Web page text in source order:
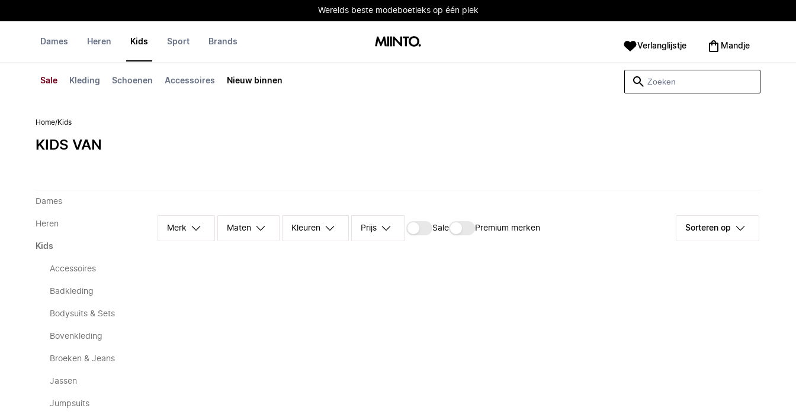
Werelds beste modeboetieks op één plek
Dames Heren Kids
Sale Kleding Schoenen Accessoires Nieuw binnen
Sport Brands Verlanglijstje Mandje
Home/Kids
KIDS VAN
Dames
Heren
Kids
Accessoires
Badkleding
Bodysuits & Sets
Bovenkleding
Broeken & Jeans
Jassen
Jumpsuits
Merk Maten Kleuren Prijs Sale Premium merken Sorteren op